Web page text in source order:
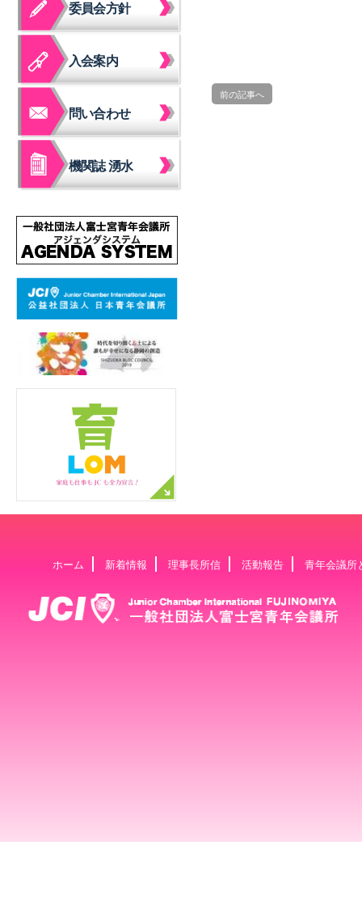
委員会方針
入会案内
問い合わせ
機関誌 湧水
前の記事へ
ホーム 新着情報 理事長所信 活動報告 青年会議所